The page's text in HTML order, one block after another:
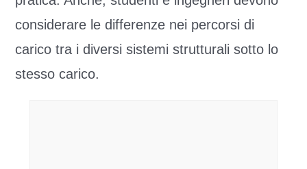
considerare le differenze nei percorsi di
carico tra i diversi sistemi strutturali sotto lo
stesso carico.